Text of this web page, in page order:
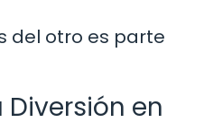
del otro es parte
en